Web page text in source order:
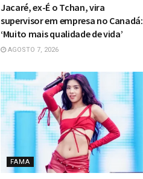
Jacaré, ex-É o Tchan, vira
supervisor em empresa no Canadá:
‘Muito mais qualidade de vida’
AGOSTO 7, 2026
FAMA